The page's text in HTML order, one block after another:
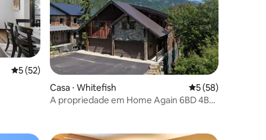
5 de uma avaliação média de 5, 52 avaliações
5 (52)
Casa ⋅ Whitefish 5 de uma
5 (58)
A propriedade em Home Again 6BD 4BA